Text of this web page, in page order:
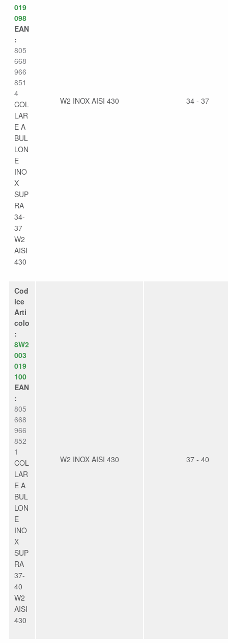
019
098
EAN
:
805
668
966
851
4
COL
LAR
E A
BUL
LON
E
INO
X
SUP
RA
34-
37
W2
AISI
430
W2 INOX AISI 430 34 - 37
Cod
ice
Arti
colo
:
8W2
003
019
100
EAN
:
805
668
966
852
1
COL
LAR
E A
BUL
LON
E
INO
X
SUP
RA
37-
40
W2
AISI
430
W2 INOX AISI 430 37 - 40